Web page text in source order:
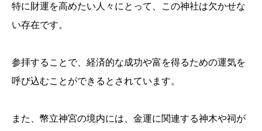
特に財運を高めたい人々にとって、この神社は欠かせな
い存在です。
参拝することで、経済的な成功や富を得るための運気を
呼び込むことができるとされています。
また、幣立神宮の境内には、金運に関連する神木や祠が